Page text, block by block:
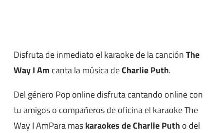
Disfruta de inmediato el karaoke de la canciónThe
Way I Am canta la música deCharlie Puth.
Del género Pop online disfruta cantando online con
tu amigos o compañeros de oficina el karaoke The
Way I AmPara maskaraokes de Charlie Puth o del